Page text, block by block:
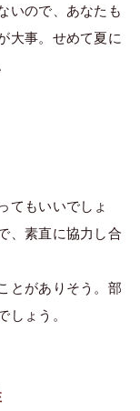
いので、あなたも
大事。せめて夏に
てもいいでしょ
、素直に協力し合
とがありそう。部
ょう。